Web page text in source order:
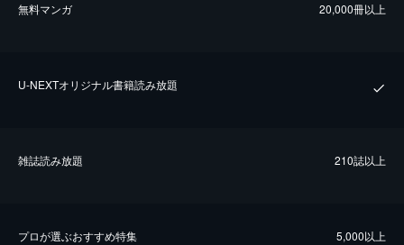
無料マンガ 20,000冊以上
U-NEXTオリジナル書籍読み放題
雑誌読み放題 210誌以上
プロが選ぶおすすめ特集 5,000以上